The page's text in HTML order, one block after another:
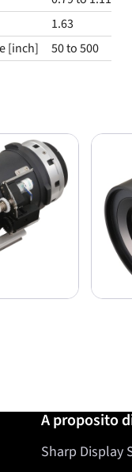
1.63
[inch]
50 to 500
A proposito
Sharp Display